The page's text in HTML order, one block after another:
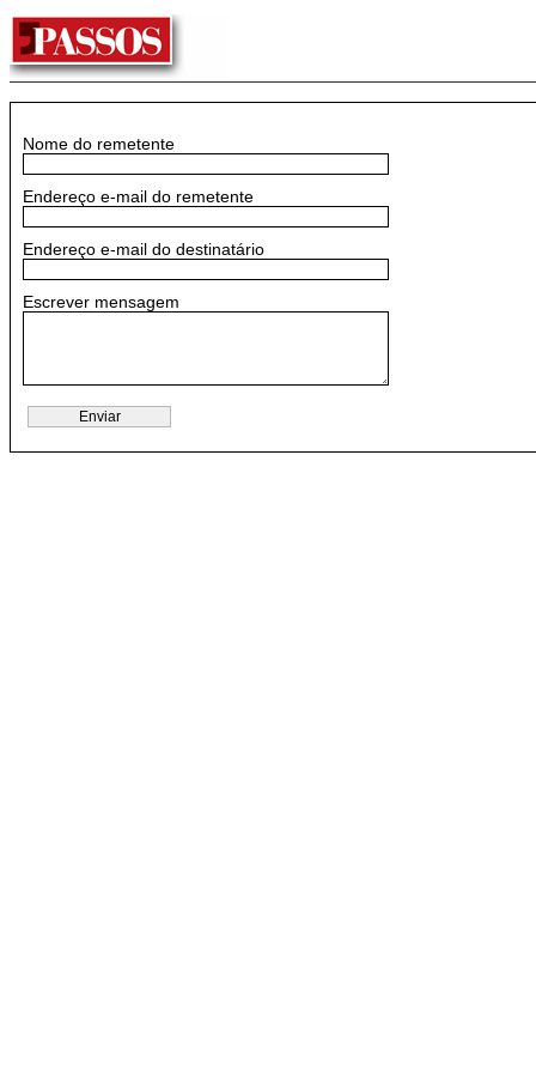
Nome do remetente
Endereço e-mail do remetente
Endereço e-mail do destinatário
Escrever mensagem